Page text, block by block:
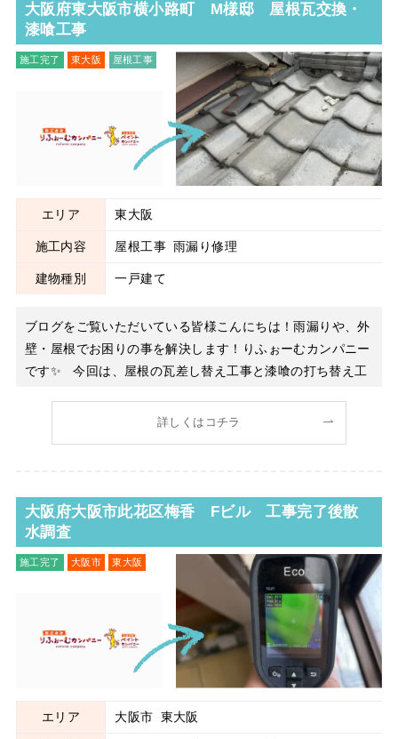
大阪府東大阪市横小路町 M様邸 屋根瓦交換・
漆喰工事
施工完了 東大阪
屋根工事
エリア 東大阪
施工内容 屋根工事 雨漏り修理
建物種別 一戸建て
ブログをご覧いただいている皆様こんにちは！雨漏りや、外
壁・屋根でお困りの事を解決します！りふぉーむカンパニー
です✨ 今回は、屋根の瓦差し替え工事と漆喰の打ち替え工
たきっかけは、「突然訪問してきた業者に屋根の不具合を指
詳しくはコチラ
大阪府大阪市此花区梅香 Fビル 工事完了後散
水調査
施工完了 大阪市
東大阪
エリア 大阪市 東大阪